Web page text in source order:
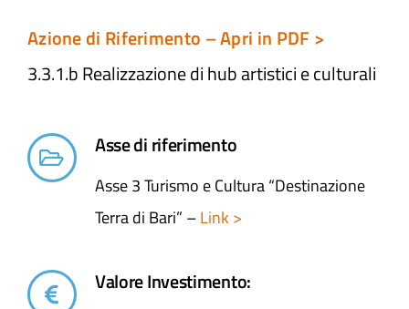
Azione di Riferimento – Apri in PDF >
3.3.1.b Realizzazione di hub artistici e culturali
Asse di riferimento
Asse 3 Turismo e Cultura “Destinazione
Terra di Bari” –Link >
Valore Investimento: